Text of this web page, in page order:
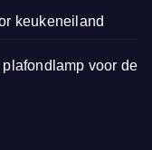
keukeneiland
voor de